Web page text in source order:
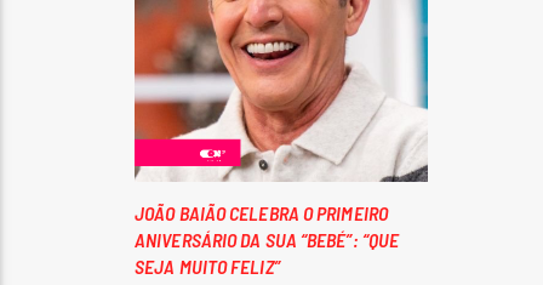
JOÃO BAIÃO CELEBRA O PRIMEIRO
ANIVERSÁRIO DA SUA “BEBÉ”: “QUE
SEJA MUITO FELIZ”